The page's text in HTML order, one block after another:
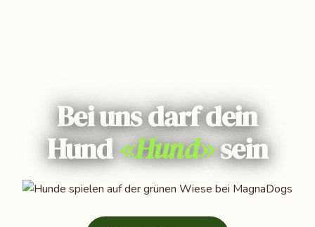
Bei uns darf dein
Hund«Hund»sein